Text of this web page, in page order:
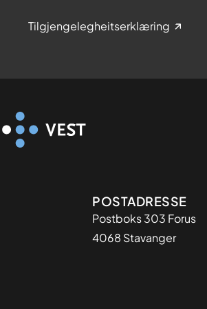
Tilgjengelegheitserklæring
Adresse
POSTADRESSE
Postboks 303 Forus
4068 Stavanger